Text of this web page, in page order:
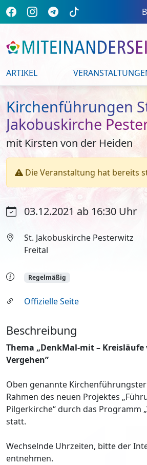
ARTIKEL
Kirchenführungen
Jakobuskirche
mit Kirsten von der Heiden
Die Veranstaltung hat bereits
03.12.2021 ab 16:30 Uhr
St. Jakobuskirche Pesterwitz
Freital
Regelmäßig
Offizielle Seite
Beschreibung
Thema „DenkMal-mit – Kreisläufe
Vergehen”
Oben genannte
Rahmen des neuen Projektes
Pilgerkirche“ durch das Programm
statt.
Wechselnde Uhrzeiten, bitte der
entnehmen.